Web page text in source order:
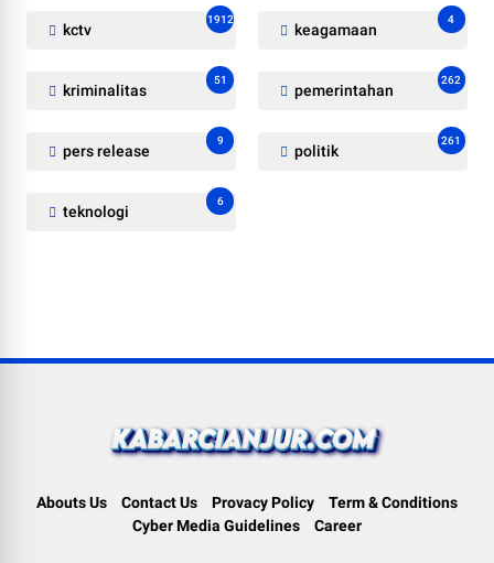
kctv
1912
keagamaan
4
kriminalitas
51
pemerintahan
262
pers release
9
politik
261
teknologi
6
Abouts Us Contact Us Provacy Policy
Term & Conditions
Cyber Media Guidelines
Career